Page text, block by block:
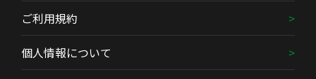
ご利用規約
個人情報について